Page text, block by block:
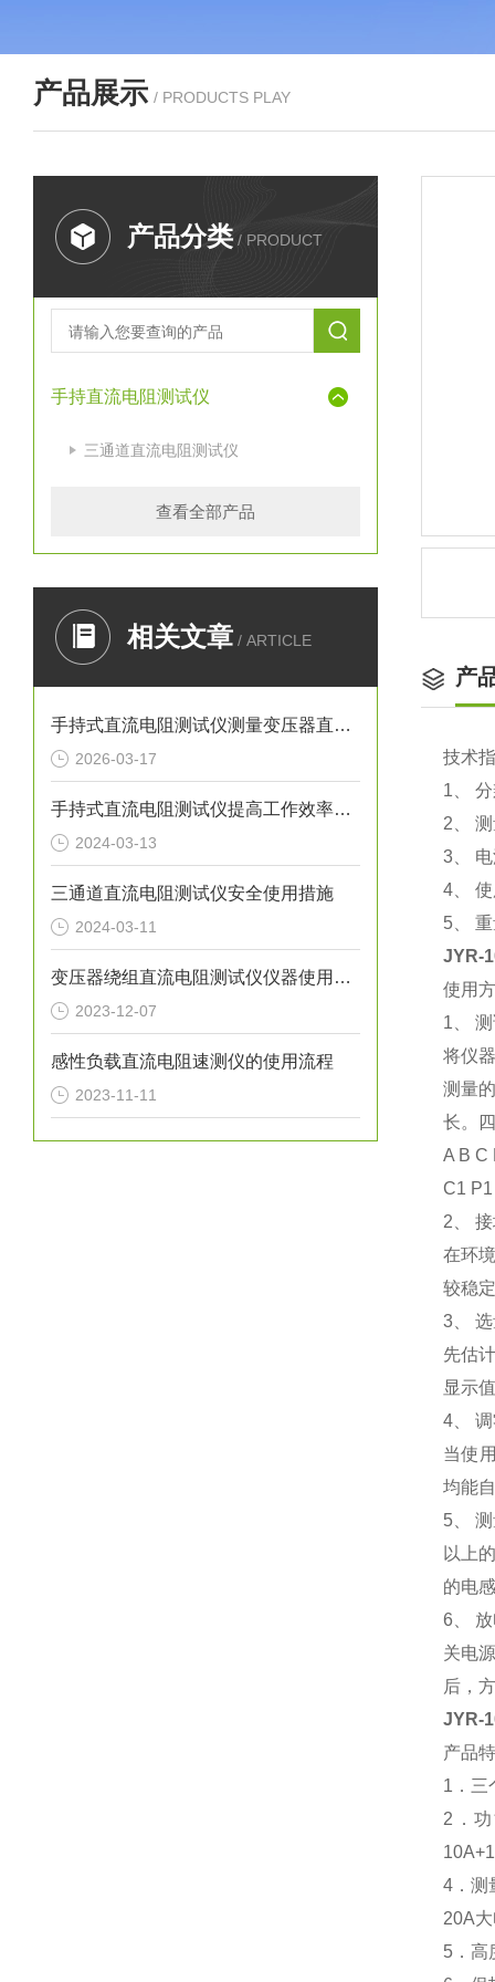
产品展示 / PRODUCTS PLAY
产品分类 / PRODUCT
手持直流电阻测试仪
三通道直流电阻测试仪
查看全部产品
相关文章 / ARTICLE
手持式直流电阻测试仪测量变压器直阻的操作注意事项
2026-03-17
手持式直流电阻测试仪提高工作效率与精度
2024-03-13
三通道直流电阻测试仪安全使用措施
2024-03-11
变压器绕组直流电阻测试仪仪器使用要求
2023-12-07
感性负载直流电阻速测仪的使用流程
2023-11-11
产
技术
1、
2、
3、
4、
5、
JYR-
使用
1、
将仪
测量
长。
A B C
C1
2、
在环
较稳
3、
先估
显示
4、
当使
均能
5、
以上
的电
6、
关电
后，
JYR-
产品
1．三
2．
4．测
20A
5．高